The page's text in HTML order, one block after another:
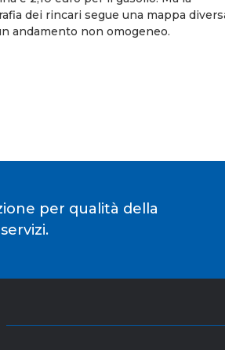
dei rincari segue una mappa
andamento non omogeneo.
per qualità della